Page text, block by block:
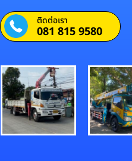
ติดต่อเรา
081 815 9580